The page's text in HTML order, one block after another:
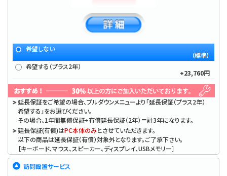
希望しない
（標準）
希望する（プラス2年）
+23,760円
延長保証をご希望の場合、プルダウンメニューより「延長保証（プラス2年）
希望する」をお選びください。
その場合、1年間無償保証+有償延長保証（2年）＝計3年になります。
延長保証(有償)はPC本体のみとさせていただきます。
以下の商品は延長保証（有償）対象外となります。ご了承下さい。
［キーボード、マウス、スピーカー、ディスプレイ、USBメモリー］
訪問設置サービス